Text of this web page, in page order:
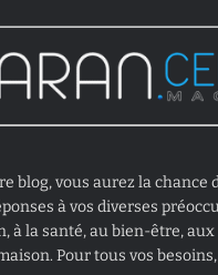
blog, vous aurez la chance
à vos diverses
à la santé, au bien-être,
Pour tous vos